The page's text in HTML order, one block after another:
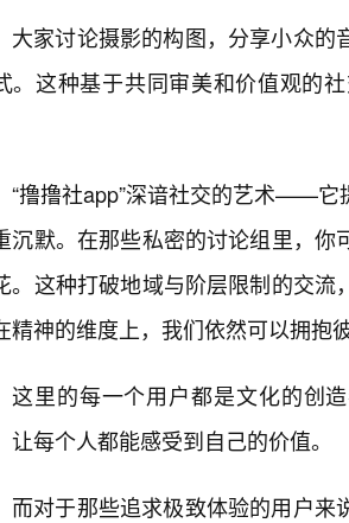
大家讨论摄影的构图，分享小众
。这种基于共同审美和价值观的
“撸撸社app”深谙社交的艺术——它
沉默。在那些私密的讨论组里，
。这种打破地域与阶层限制的交
精神的维度上，我们依然可以拥抱
这里的每一个用户都是文化的创
让每个人都能感受到自己的价值。
而对于那些追求极致体验的用户